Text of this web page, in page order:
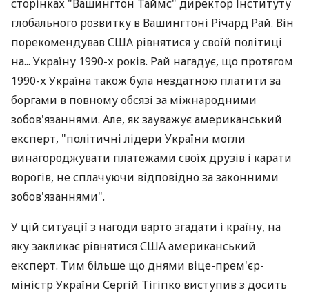
сторінках "Вашингтон Таймс" директор Інституту
глобального розвитку в Вашингтоні Річард Рай. Він
порекомендував США рівнятися у своїй політиці
на... Україну 1990-х років. Рай нагадує, що протягом
1990-х Україна також була нездатною платити за
боргами в повному обсязі за міжнародними
зобов'язаннями. Але, як зауважує американський
експерт, "політичні лідери України могли
винагороджувати платежами своїх друзів і карати
ворогів, не сплачуючи відповідно за законними
зобов'язаннями".
У цій ситуації з нагоди варто згадати і країну, на
яку закликає рівнятися США американський
експерт. Тим більше що днями віце-прем'єр-
міністр України Сергій Тігіпко виступив з досить